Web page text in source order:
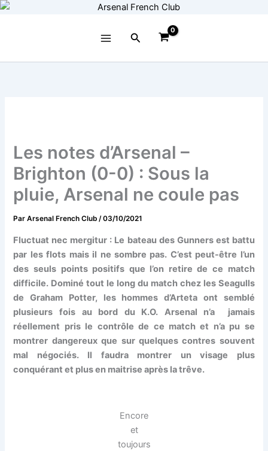
Aller
Rechercher
Les notes d’Arsenal –
Brighton (0-0) : Sous la
pluie, Arsenal ne coule pas
ParArsenal French Club/03/10/2021
Fluctuat nec mergitur : Le bateau des Gunners est battu
par les flots mais il ne sombre pas. C’est peut-être l’un
des seuls points positifs que l’on retire de ce match
difficile. Dominé tout le long du match chez les Seagulls
de Graham Potter, les hommes d’Arteta ont semblé
plusieurs fois au bord du K.O. Arsenal n’a jamais
réellement pris le contrôle de ce match et n’a pu se
montrer dangereux que sur quelques contres souvent
mal négociés. Il faudra montrer un visage plus
conquérant et plus en maitrise après la trêve.
Encore
et
toujours